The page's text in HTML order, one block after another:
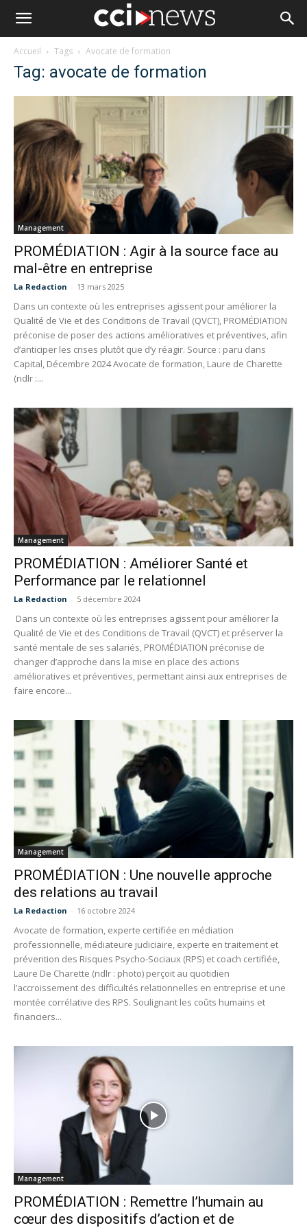
Accueil Tags Avocate de formation
Tag: avocate de formation
Management
PROMÉDIATION : Agir à la source face au
mal-être en entreprise
La Redaction - 13 mars 2025
Dans un contexte où les entreprises agissent pour améliorer la
Qualité de Vie et des Conditions de Travail (QVCT), PROMÉDIATION
préconise de poser des actions amélioratives et préventives, afin
d’anticiper les crises plutôt que d’y réagir. Source : paru dans
Capital, Décembre 2024 Avocate de formation, Laure de Charette
(ndlr :...
Management
PROMÉDIATION : Améliorer Santé et
Performance par le relationnel
La Redaction - 5 décembre 2024
Dans un contexte où les entreprises agissent pour améliorer la
Qualité de Vie et des Conditions de Travail (QVCT) et préserver la
santé mentale de ses salariés, PROMÉDIATION préconise de
changer d’approche dans la mise en place des actions
amélioratives et préventives, permettant ainsi aux entreprises de
faire encore...
Management
PROMÉDIATION : Une nouvelle approche
des relations au travail
La Redaction - 16 octobre 2024
Avocate de formation, experte certifiée en médiation
professionnelle, médiateure judiciaire, experte en traitement et
prévention des Risques Psycho-Sociaux (RPS) et coach certifiée,
Laure De Charette (ndlr : photo) perçoit au quotidien
l’accroissement des difficultés relationnelles en entreprise et une
montée corrélative des RPS. Soulignant les coûts humains et
financiers...
Management
PROMÉDIATION : Remettre l’humain au
cœur des dispositifs d’action et de